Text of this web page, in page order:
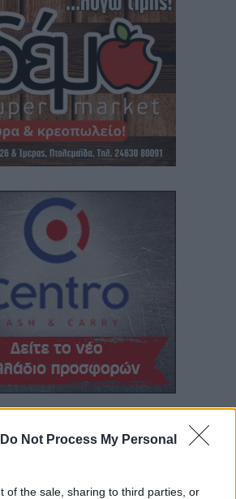
Do Not Process My Personal
of the sale, sharing to third parties, or